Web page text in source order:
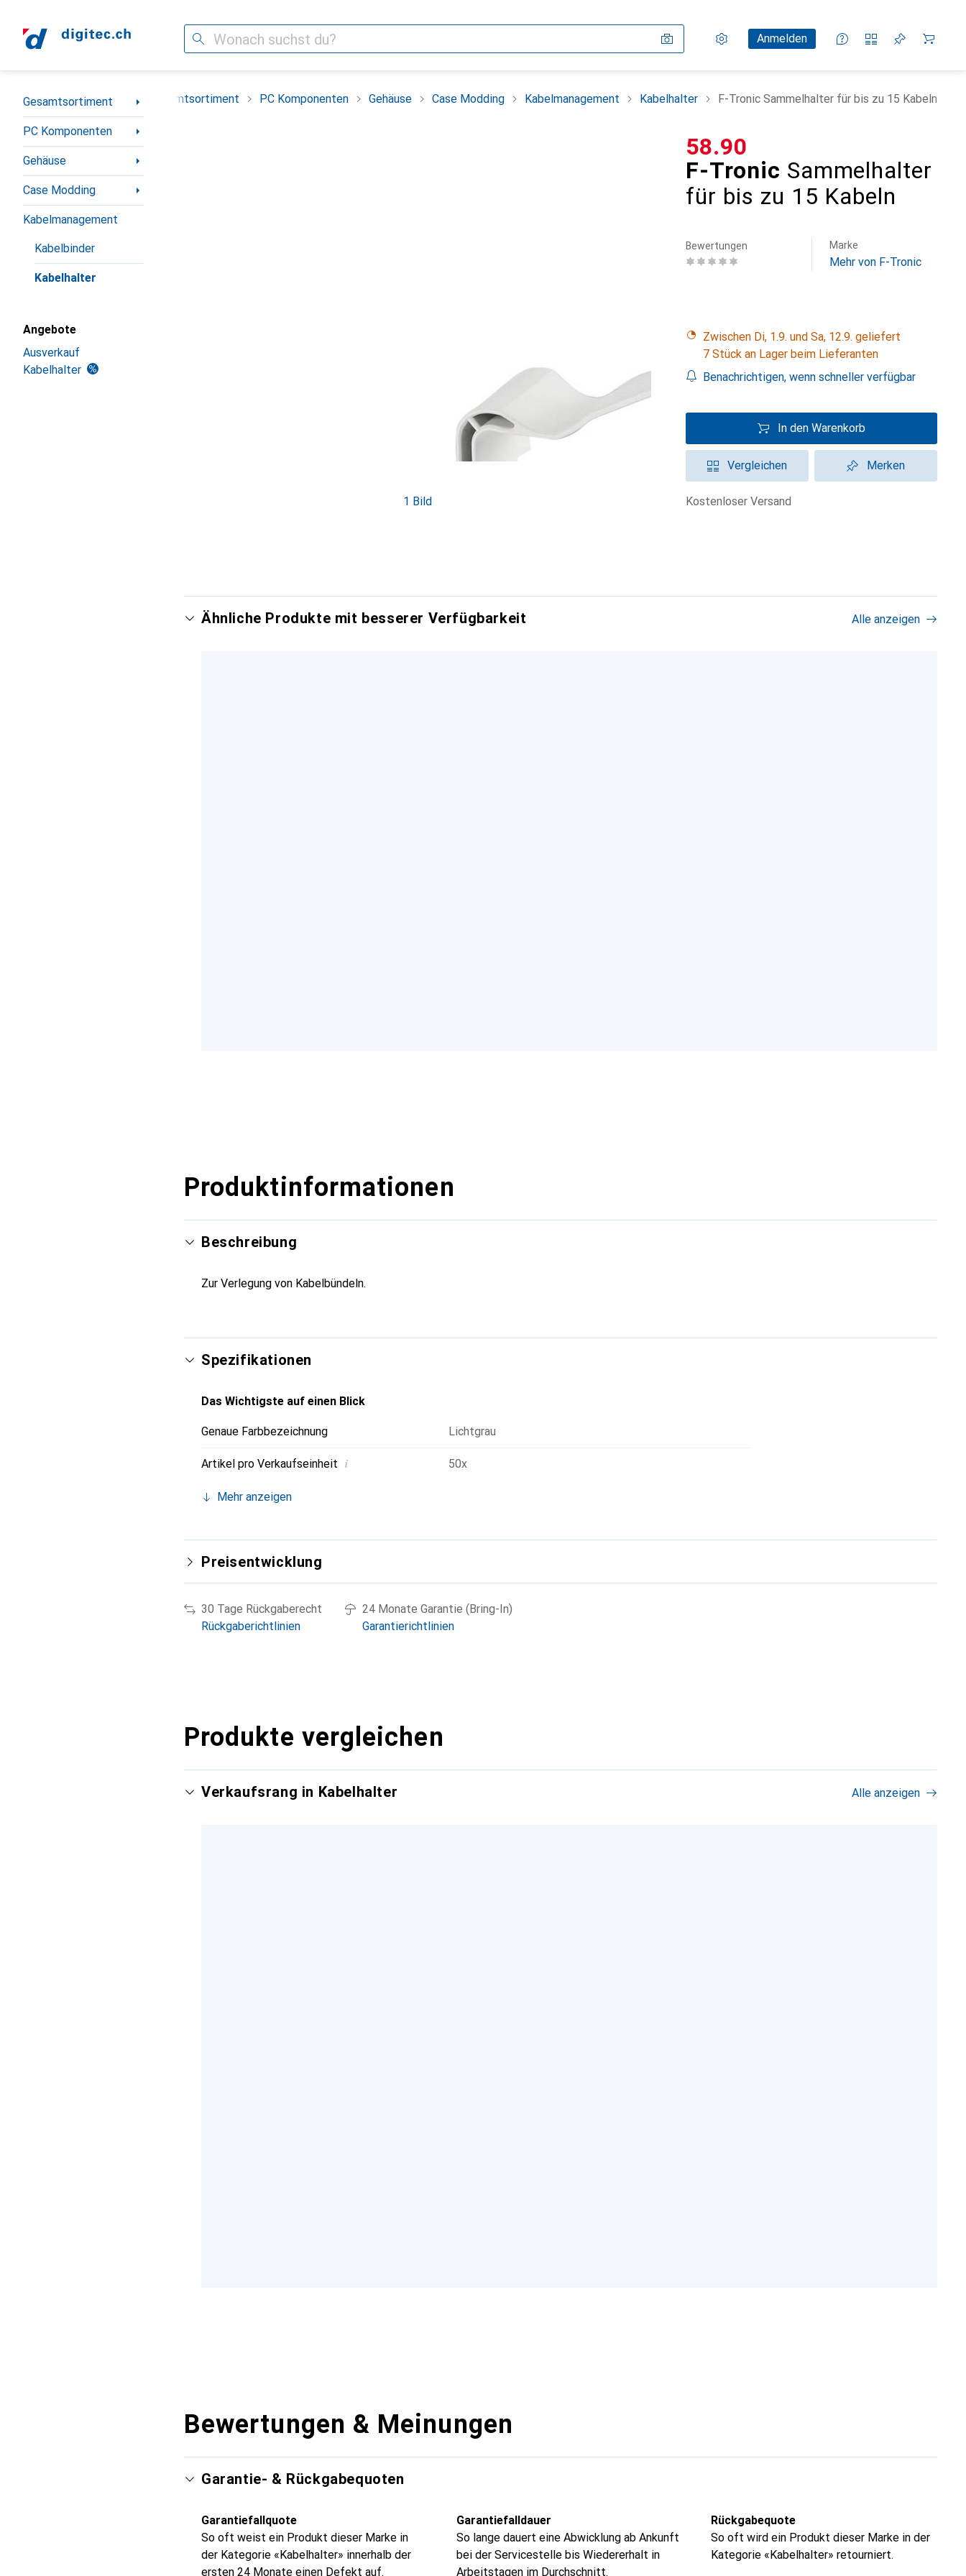
Suche Einstellungen
KundenkontoAnmelden
Vergleichslisten
Merklisten
Warenkorb
Navigation nach Kategorien
Gesamtsortiment
PC Komponenten
Gehäuse
Case Modding
Kabelmanagement
Kabelbinder
Kabelhalter
Angebote
Ausverkauf
Kabelhalter
Gesamtsortiment PC Komponenten Gehäuse Case Modding Kabelmanagement Kabelhalter F-Tronic Sammelhalter für bis zu 15 Kabeln
1 Bild
F-Tronic Sammelhalter
für bis zu 15 Kabeln
CHF
58.90
Bewertungen Marke
Mehr von F-Tronic
Zwischen Di, 1.9. und Sa, 12.9. geliefert
7 Stück an Lager beim Lieferanten
Benachrichtigen, wenn schneller verfügbar
In den Warenkorb
Vergleichen Merken
kostenloser Versand
Ähnliche Produkte mit besserer Verfügbarkeit Alle anzeigen
Produktinformationen
Beschreibung
Zur Verlegung von Kabelbündeln.
Spezifikationen
Das Wichtigste auf einen Blick
Genaue Farbbezeichnung Lichtgrau
Artikel pro Verkaufseinheit i 50x
Mehr anzeigen
Preisentwicklung
30 Tage Rückgaberecht
Rückgaberichtlinien
24 Monate Garantie (Bring-In)
Garantierichtlinien
Produkte vergleichen
Verkaufsrang in Kabelhalter Alle anzeigen
Bewertungen & Meinungen
Garantie- & Rückgabequoten
Garantiefallquote
So oft weist ein Produkt dieser Marke in
der Kategorie «Kabelhalter» innerhalb der
ersten 24 Monate einen Defekt auf.
Garantiefalldauer
So lange dauert eine Abwicklung ab Ankunft
bei der Servicestelle bis Wiedererhalt in
Arbeitstagen im Durchschnitt.
Rückgabequote
So oft wird ein Produkt dieser Marke in der
Kategorie «Kabelhalter» retourniert.